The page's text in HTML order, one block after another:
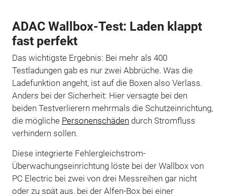
ADAC Wallbox-Test: Laden klappt
fast perfekt
Das wichtigste Ergebnis: Bei mehr als 400
Testladungen gab es nur zwei Abbrüche. Was die
Ladefunktion angeht, ist auf die Boxen also Verlass.
Anders bei der Sicherheit: Hier versagte bei den
beiden Testverlierern mehrmals die Schutzeinrichtung,
die mögliche Personenschäden durch Stromfluss
verhindern sollen.
Diese integrierte Fehlergleichstrom-
Überwachungseinrichtung löste bei der Wallbox von
PC Electric bei zwei von drei Messreihen gar nicht
oder zu spät aus, bei der Alfen-Box bei einer